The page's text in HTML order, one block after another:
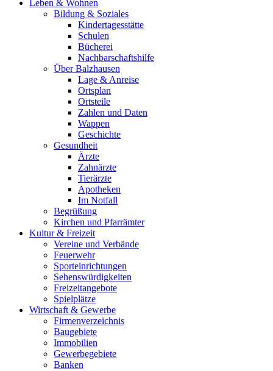
Leben & Wohnen
Bildung & Soziales
Kindertagesstätte
Schulen
Bücherei
Nachbarschaftshilfe
Über Balzhausen
Lage & Anreise
Ortsplan
Ortsteile
Zahlen und Daten
Wappen
Geschichte
Gesundheit
Ärzte
Zahnärzte
Tierärzte
Apotheken
Im Notfall
Begrüßung
Kirchen und Pfarrämter
Kultur & Freizeit
Vereine und Verbände
Feuerwehr
Sporteinrichtungen
Sehenswürdigkeiten
Freizeitangebote
Spielplätze
Wirtschaft & Gewerbe
Firmenverzeichnis
Baugebiete
Immobilien
Gewerbegebiete
Banken